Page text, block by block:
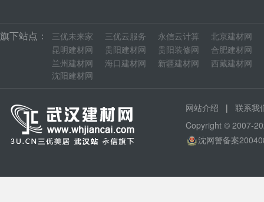
旗下站点： 三优未来家 三优云服务 永信云计算 北京建材网
昆明建材网
贵阳建材网 贵阳装修网 合肥建材网
兰州建材网
海口建材网 新疆建材网 西藏建材网
沈阳建材网
网站介绍 | 联系我
Copyright © 2007-
沈网警备案